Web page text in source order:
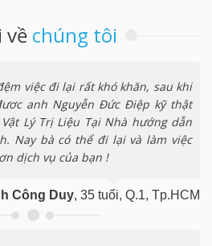
về chúng tôi
việc đi lại rất khó khăn, sau khi
anh Nguyễn Đức Điệp kỹ thật
Lý Trị Liệu Tại Nhà hướng dẫn
Nay bà có thể đi lại và làm việc
dịch vụ của bạn !
Công Duy, 35 tuổi, Q.1, Tp.HCM